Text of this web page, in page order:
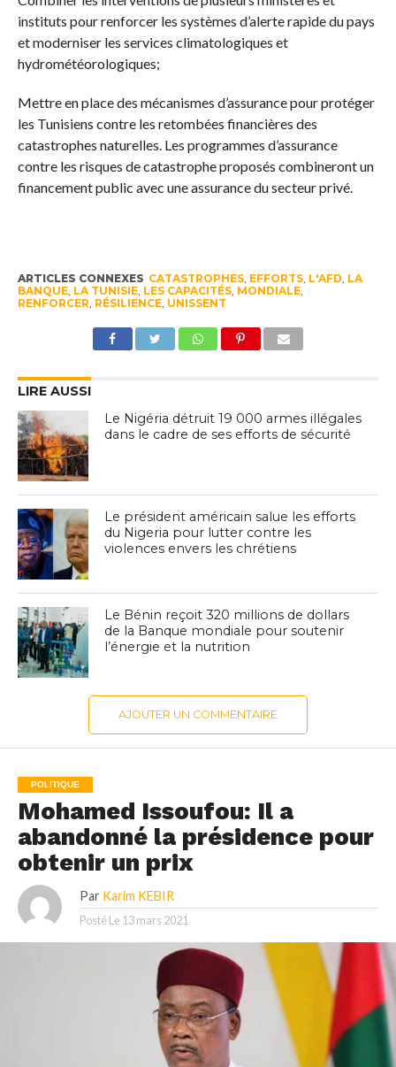
instituts pour renforcer les systèmes d’alerte rapide du pays
et moderniser les services climatologiques et
hydrométéorologiques;
Mettre en place des mécanismes d’assurance pour protéger
les Tunisiens contre les retombées financières des
catastrophes naturelles. Les programmes d’assurance
contre les risques de catastrophe proposés combineront un
financement public avec une assurance du secteur privé.
ARTICLES CONNEXES CATASTROPHES, EFFORTS, L'AFD, LA
BANQUE, LA TUNISIE, LES CAPACITÉS, MONDIALE,
RENFORCER, RÉSILIENCE, UNISSENT
LIRE AUSSI
Le Nigéria détruit 19 000 armes illégales
dans le cadre de ses efforts de sécurité
Le président américain salue les efforts
du Nigeria pour lutter contre les
violences envers les chrétiens
Le Bénin reçoit 320 millions de dollars
de la Banque mondiale pour soutenir
l’énergie et la nutrition
AJOUTER UN COMMENTAIRE
POLITIQUE
Mohamed Issoufou: Il a
abandonné la présidence pour
obtenir un prix
Par Karim KEBIR
Posté Le 13 mars 2021